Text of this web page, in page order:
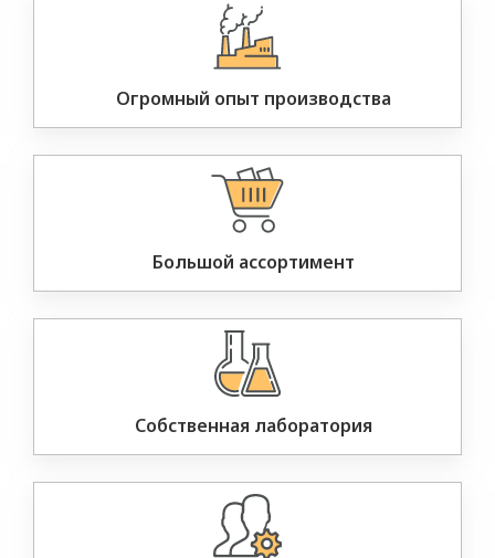
Огромный опыт производства
Большой ассортимент
Собственная лаборатория